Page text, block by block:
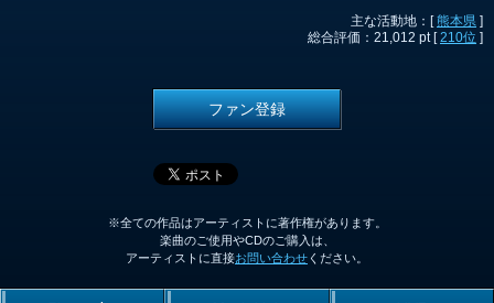
主な活動地：[熊本県 ]
総合評価：21,012 pt [210位 ]
ファン登録
※全ての作品はアーティストに著作権があります。
楽曲のご使用やCDのご購入は、
アーティストに直接お問い合わせ ください。